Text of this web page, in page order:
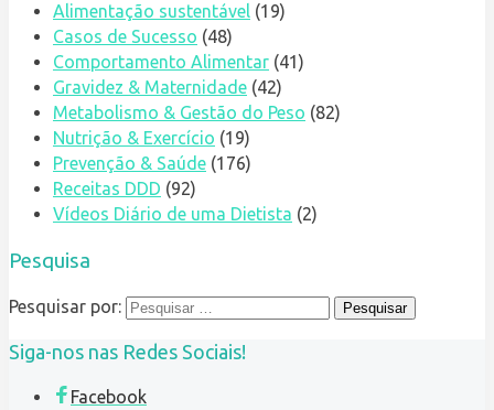
Alimentação sustentável (19)
Casos de Sucesso (48)
Comportamento Alimentar (41)
Gravidez & Maternidade (42)
Metabolismo & Gestão do Peso (82)
Nutrição & Exercício (19)
Prevenção & Saúde (176)
Receitas DDD (92)
Vídeos Diário de uma Dietista (2)
Pesquisa
Pesquisar por:
Siga-nos nas Redes Sociais!
Facebook